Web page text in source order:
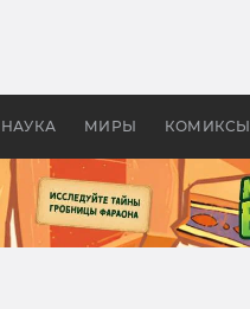
НАУКА МИРЫ КОМИКСЫ
в России —